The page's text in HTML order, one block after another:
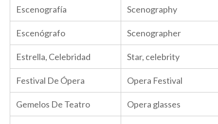
Escenografía Scenography
Escenógrafo Scenographer
Estrella, Celebridad Star, celebrity
Festival De Ópera Opera Festival
Gemelos De Teatro Opera glasses